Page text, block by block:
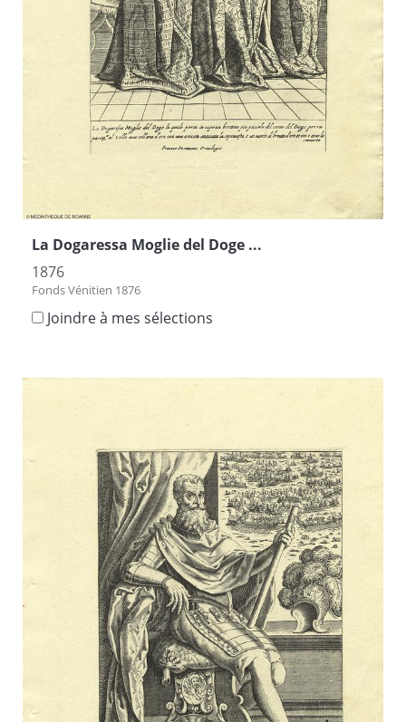
La Dogaressa Moglie del Doge ...
1876
Fonds Vénitien 1876
Joindre à mes sélections